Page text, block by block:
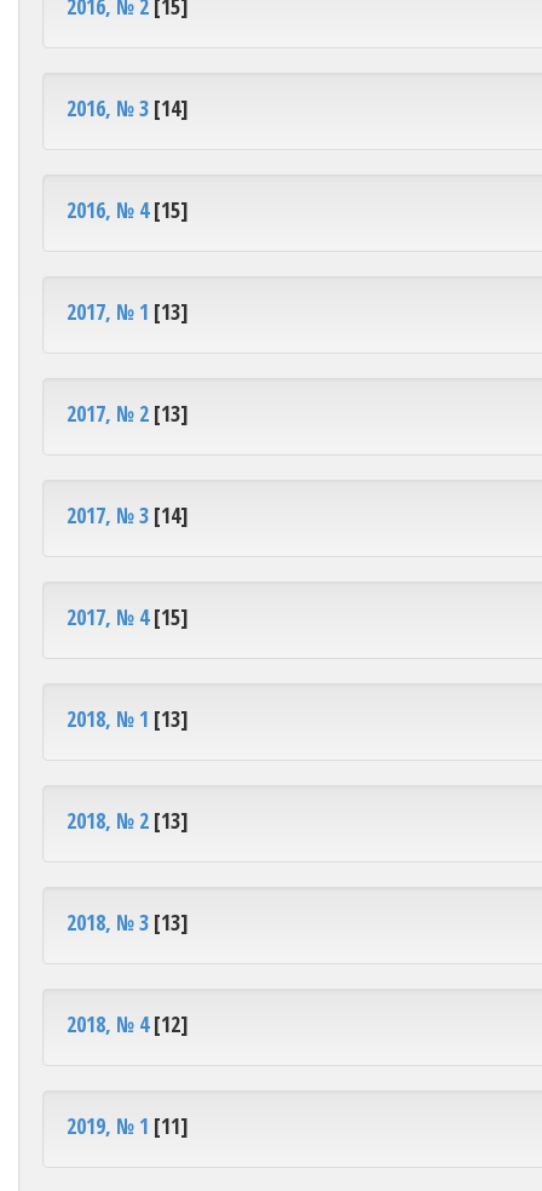
2016, № 2 [15]
2016, № 3 [14]
2016, № 4[15]
2017, № 1 [13]
2017, № 2 [13]
2017, № 3 [14]
2017, № 4[15]
2018, № 1 [13]
2018, № 2 [13]
2018, № 3 [13]
2018, № 4[12]
2019, № 1 [11]